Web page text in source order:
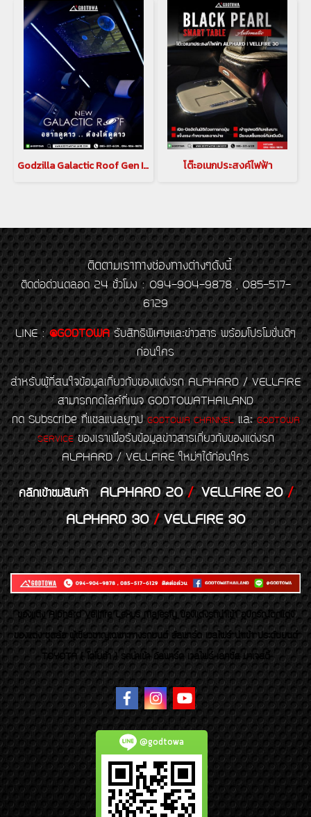
Godzilla Galactic Roof Gen II หลังคาดาวสำหรับ อัลพาร์ด เวลไฟร์ ALPHARD/VELLFIRE 20 รุ่นปี 2008-2014 , ALPHARD/VELLFIRE 30 รุ่นปี 2015-2023(copy) โต๊ะอเนกประสงค์ไฟฟ้า
ติดตามเราทางช่องทางต่างๆดังนี้
ติดต่อด่วนตลอด 24 ชั่วโมง : 094-904-9878 , 085-517-
6129
LINE : @GODTOWA รับสิทธิพิเศษและข่าวสาร พร้อมโปรโมชั่นดีๆ
ก่อนใคร
สำหรับผู้ที่สนใจข้อมูลเกี่ยวกับของแต่งรถ ALPHARD / VELLFIRE
สามารถกดไลค์ที่เพจ GODTOWATHAILAND
กด Subscribe ที่แชลแนลยูทูป GODTOWA CHANNELและGODTOWA
SERVICEของเราเพื่อรับข้อมูลข่าวสารเกี่ยวกับของแต่งรถ
ALPHARD / VELLFIRE ใหม่ๆได้ก่อนใคร
คลิกเข้าชมสินค้า ALPHARD 20/VELLFIRE 20/
ALPHARD 30/VELLFIRE 30
ของเเต่ง Alphard Vellfire Lexus Majesty ของเเต่งรถนำเข้า อุปกรณ์ตกแต่ง
ของแต่ง ชุดล้อ ผู้เชี่ยวชาญเฉพาะทางรถยนต์ อัลพาร์ด เวลไฟร์ นำเข้า ประดับยนต์
TOYOTA ( โตโยต้า ) รถนำเข้า อัลพาร์ด เวลไฟร์ เลกซัส มาเจสตี้
@godtowa